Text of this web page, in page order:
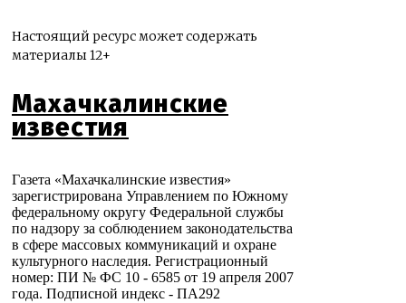
Настоящий ресурс может содержать
материалы 12+
Махачкалинские
известия
Газета «Махачкалинские известия»
зарегистрирована Управлением по Южному
федеральному округу Федеральной службы
по надзору за соблюдением законодательства
в сфере массовых коммуникаций и охране
культурного наследия. Регистрационный
номер: ПИ № ФС 10 - 6585 от 19 апреля 2007
года. Подписной индекс - ПА292